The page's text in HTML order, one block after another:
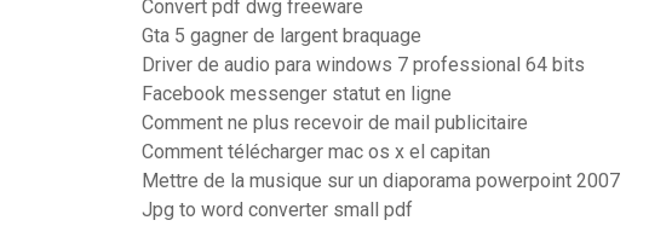
Convert pdf dwg freeware
Gta 5 gagner de largent braquage
Driver de audio para windows 7 professional 64 bits
Facebook messenger statut en ligne
Comment ne plus recevoir de mail publicitaire
Comment télécharger mac os x el capitan
Mettre de la musique sur un diaporama powerpoint 2007
Jpg to word converter small pdf